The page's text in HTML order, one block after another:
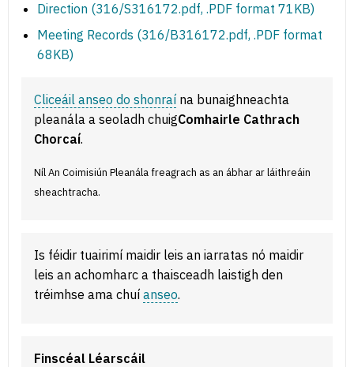
Direction (316/S316172.pdf, .PDF format 71KB)
Meeting Records (316/B316172.pdf, .PDF format
68KB)
Cliceáil anseo do shonraí na bunaighneachta
pleanála a seoladh chuigComhairle Cathrach
Chorcaí.
Níl An Coimisiún Pleanála freagrach as an ábhar ar láithreáin
sheachtracha.
Is féidir tuairimí maidir leis an iarratas nó maidir
leis an achomharc a thaisceadh laistigh den
tréimhse ama chuí anseo.
Finscéal Léarscáil